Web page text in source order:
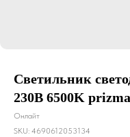
Светильник
230В 6500K prizma
Онлайт
SKU: 4690612053134